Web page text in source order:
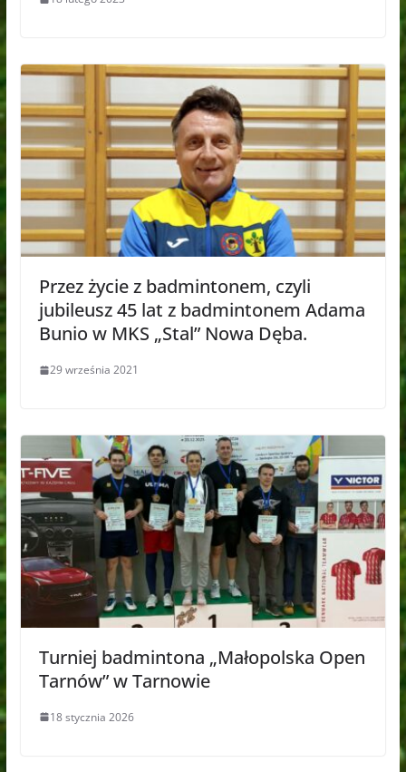
Przez życie z badmintonem, czyli
jubileusz 45 lat z badmintonem Adama
Bunio w MKS „Stal” Nowa Dęba.
29 września 2021
Turniej badmintona „Małopolska Open
Tarnów” w Tarnowie
18 stycznia 2026